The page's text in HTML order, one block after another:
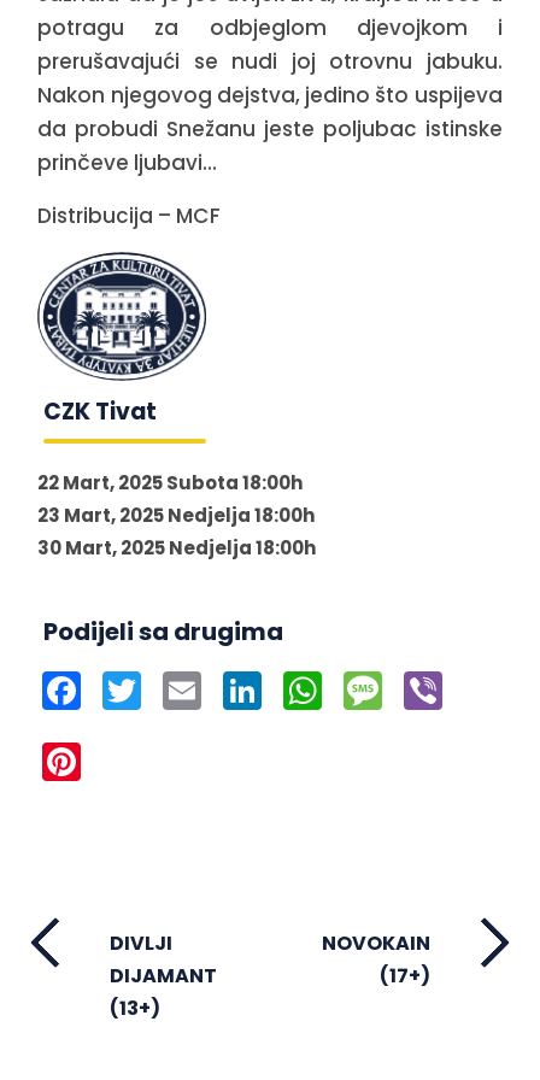
CZK Tivat
22 Mart, 2025 Subota 18:00h
23 Mart, 2025 Nedjelja 18:00h
30 Mart, 2025 Nedjelja 18:00h
Podijeli sa drugima
Facebook
Twitter Email LinkedInWhatsApp
Message
potragu za odbjeglom djevojkom i
prerušavajući se nudi joj otrovnu jabuku.
Nakon njegovog dejstva, jedino što uspijeva
da probudi Snežanu jeste poljubac istinske
prinčeve ljubavi…
Distribucija – MCF
DIVLJI
DIJAMANT
(13+)
NOVOKAIN
(17+)